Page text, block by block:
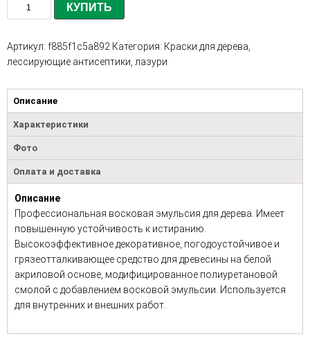
КУПИТЬ
Артикул: f885f1c5a892 Категория: Краски для дерева,
лессирующие антисептики, лазури
Описание
Характеристики
Фото
Оплата и доставка
Описание
Профессиональная восковая эмульсия для дерева. Имеет
повышенную устойчивость к истиранию.
Высокоэффективное декоративное, погодоустойчивое и
грязеотталкивающее средство для древесины на белой
акриловой основе, модифицированное полиуретановой
смолой с добавлением восковой эмульсии. Используется
для внутренних и внешних работ.